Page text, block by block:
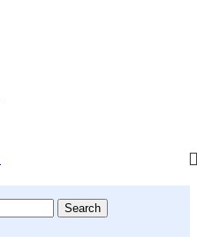
Search